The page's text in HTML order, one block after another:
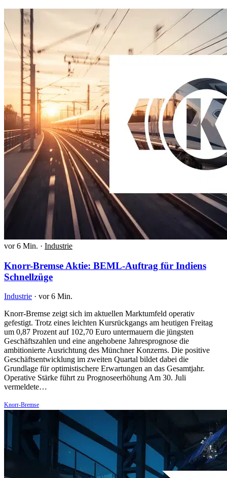
vor 6 Min. · Industrie
Knorr-Bremse Aktie: BEML-Auftrag für Indiens
Schnellzüge
Industrie · vor 6 Min.
Knorr-Bremse zeigt sich im aktuellen Marktumfeld operativ
gefestigt. Trotz eines leichten Kursrückgangs am heutigen Freitag
um 0,87 Prozent auf 102,70 Euro untermauern die jüngsten
Geschäftszahlen und eine angehobene Jahresprognose die
ambitionierte Ausrichtung des Münchner Konzerns. Die positive
Geschäftsentwicklung im zweiten Quartal bildet dabei die
Grundlage für optimistischere Erwartungen an das Gesamtjahr.
Operative Stärke führt zu Prognoseerhöhung Am 30. Juli
vermeldete…
Knorr-Bremse